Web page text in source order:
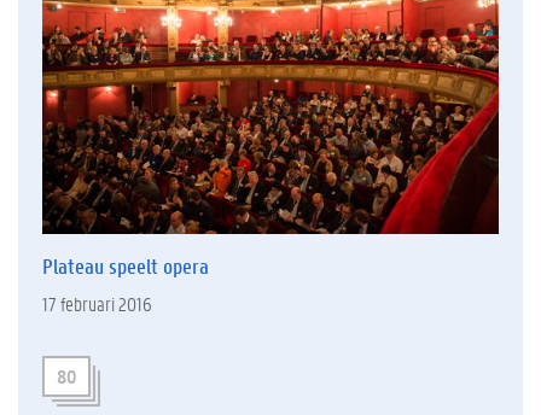
Plateau speelt opera
17 februari 2016
80